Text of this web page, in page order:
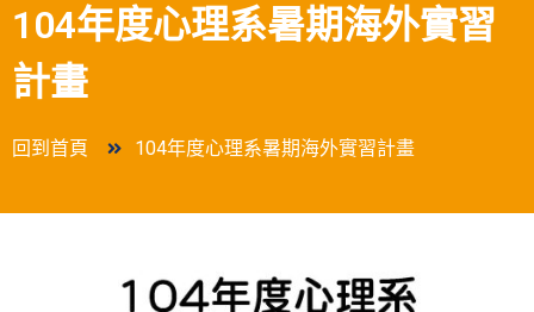
104年度心理系暑期海外實習
計畫
回到首頁 104年度心理系暑期海外實習計畫